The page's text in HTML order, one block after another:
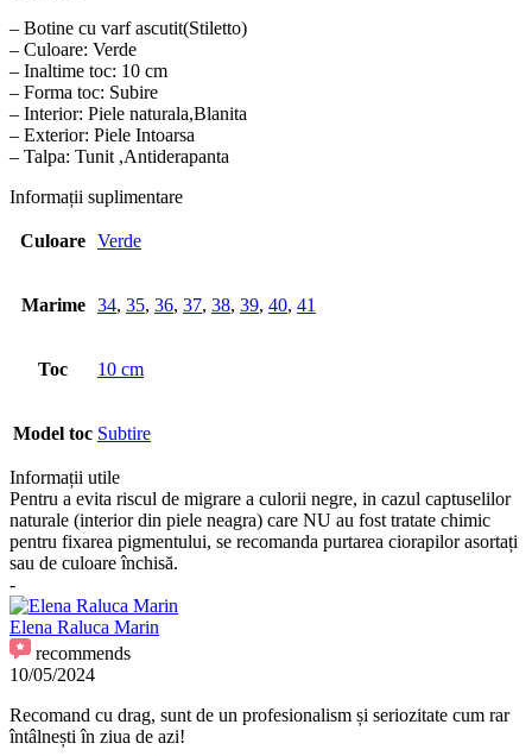
– Botine cu varf ascutit(Stiletto)
– Culoare: Verde
– Inaltime toc: 10 cm
– Forma toc: Subire
– Interior: Piele naturala,Blanita
– Exterior: Piele Intoarsa
– Talpa: Tunit ,Antiderapanta
Informații suplimentare
Culoare Verde
Marime 34, 35, 36, 37, 38, 39, 40, 41
Toc 10 cm
Model toc Subtire
Informații utile
Pentru a evita riscul de migrare a culorii negre, in cazul captuselilor
naturale (interior din piele neagra) care NU au fost tratate chimic
pentru fixarea pigmentului, se recomanda purtarea ciorapilor asortați
sau de culoare închisă.
-
Elena Raluca Marin
recommends
10/05/2024
Recomand cu drag, sunt de un profesionalism și seriozitate cum rar
întâlnești în ziua de azi!